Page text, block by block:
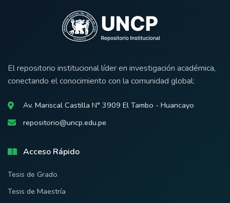
El repositorio institucional líder en investigación académica,
conectando el conocimiento con la comunidad global:
Av. Mariscal Castilla N° 3909 El Tambo - Huancayo
repositorio@uncp.edu.pe
Acceso Rápido
Tesis de Grado
Tesis de Maestría